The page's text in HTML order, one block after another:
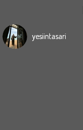
yesiintasari